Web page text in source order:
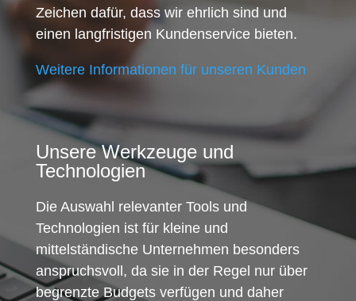
Zeichen dafür, dass wir ehrlich sind und
einen langfristigen Kundenservice bieten.
Weitere Informationen für unseren Kunden
Unsere Werkzeuge und
Technologien
Die Auswahl relevanter Tools und
Technologien ist für kleine und
mittelständische Unternehmen besonders
anspruchsvoll, da sie in der Regel nur über
begrenzte Budgets verfügen und daher